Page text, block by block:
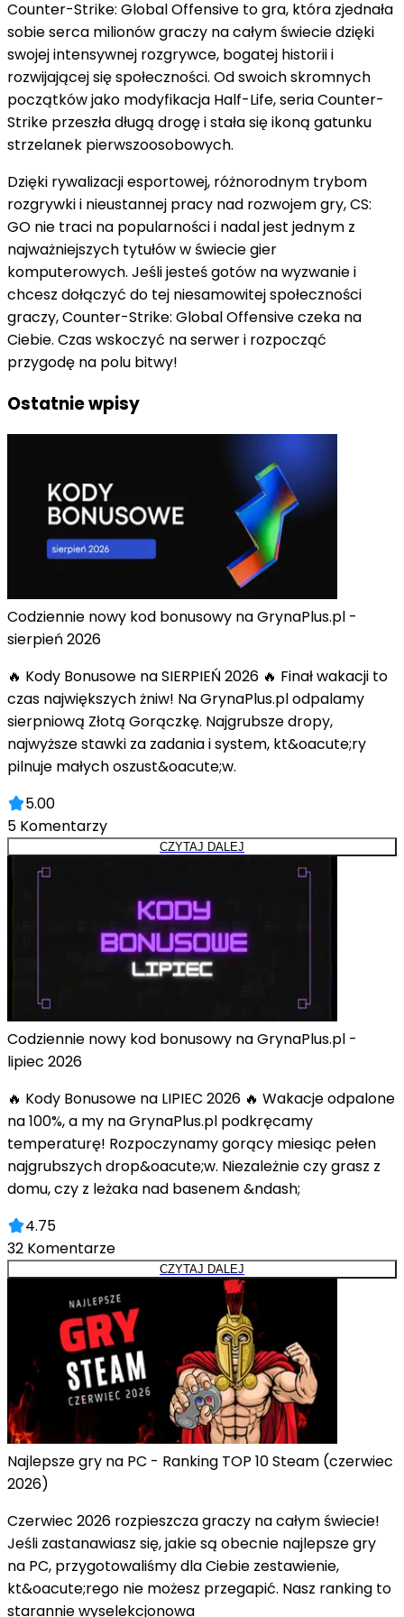
Counter-Strike: Global Offensive to gra, która zjednała
sobie serca milionów graczy na całym świecie dzięki
swojej intensywnej rozgrywce, bogatej historii i
rozwijającej się społeczności. Od swoich skromnych
początków jako modyfikacja Half-Life, seria Counter-
Strike przeszła długą drogę i stała się ikoną gatunku
strzelanek pierwszoosobowych.
Dzięki rywalizacji esportowej, różnorodnym trybom
rozgrywki i nieustannej pracy nad rozwojem gry, CS:
GO nie traci na popularności i nadal jest jednym z
najważniejszych tytułów w świecie gier
komputerowych. Jeśli jesteś gotów na wyzwanie i
chcesz dołączyć do tej niesamowitej społeczności
graczy, Counter-Strike: Global Offensive czeka na
Ciebie. Czas wskoczyć na serwer i rozpocząć
przygodę na polu bitwy!
Ostatnie wpisy
Codziennie nowy kod bonusowy na GrynaPlus.pl -
sierpień 2026
🔥 Kody Bonusowe na SIERPIEŃ 2026 🔥 Finał wakacji to
czas największych żniw! Na GrynaPlus.pl odpalamy
sierpniową Złotą Gorączkę. Najgrubsze dropy,
najwyższe stawki za zadania i system, kt&oacute;ry
pilnuje małych oszust&oacute;w.
5.00
5 Komentarzy
CZYTAJ DALEJ
Codziennie nowy kod bonusowy na GrynaPlus.pl -
lipiec 2026
🔥 Kody Bonusowe na LIPIEC 2026 🔥 Wakacje odpalone
na 100%, a my na GrynaPlus.pl podkręcamy
temperaturę! Rozpoczynamy gorący miesiąc pełen
najgrubszych drop&oacute;w. Niezależnie czy grasz z
domu, czy z leżaka nad basenem &ndash;
4.75
32 Komentarze
CZYTAJ DALEJ
Najlepsze gry na PC - Ranking TOP 10 Steam (czerwiec
2026)
Czerwiec 2026 rozpieszcza graczy na całym świecie!
Jeśli zastanawiasz się, jakie są obecnie najlepsze gry
na PC, przygotowaliśmy dla Ciebie zestawienie,
kt&oacute;rego nie możesz przegapić. Nasz ranking to
starannie wyselekcjonowa